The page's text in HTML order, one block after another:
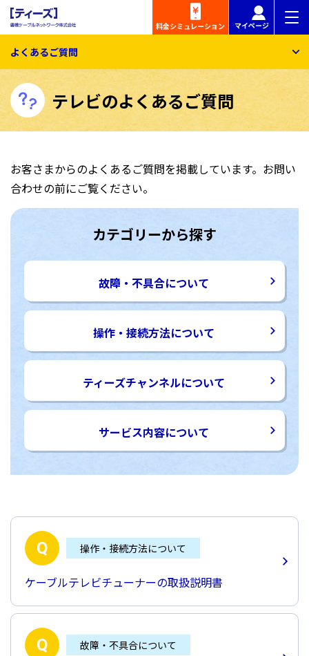
料金シミュレーション マイページ
よくあるご質問
テレビのよくあるご質問
お客さまからのよくあるご質問を掲載しています。お問い
合わせの前にご覧ください。
カテゴリーから探す
故障・不具合について
操作・接続方法について
ティーズチャンネルについて
サービス内容について
操作・接続方法について
ケーブルテレビチューナーの取扱説明書
故障・不具合について